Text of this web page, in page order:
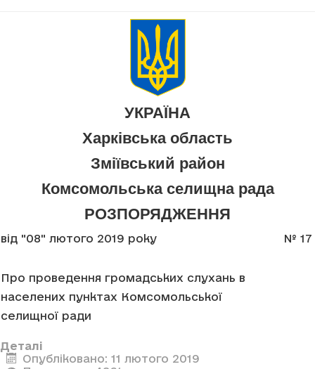
УКРАЇНА
Харківська область
Зміївський район
Комсомольська селищна рада
РОЗПОРЯДЖЕННЯ
від "08" лютого 2019 року № 17
Про проведення громадських слухань в
населених пунктах Комсомольської
селищної ради
Деталі
Опубліковано: 11 лютого 2019